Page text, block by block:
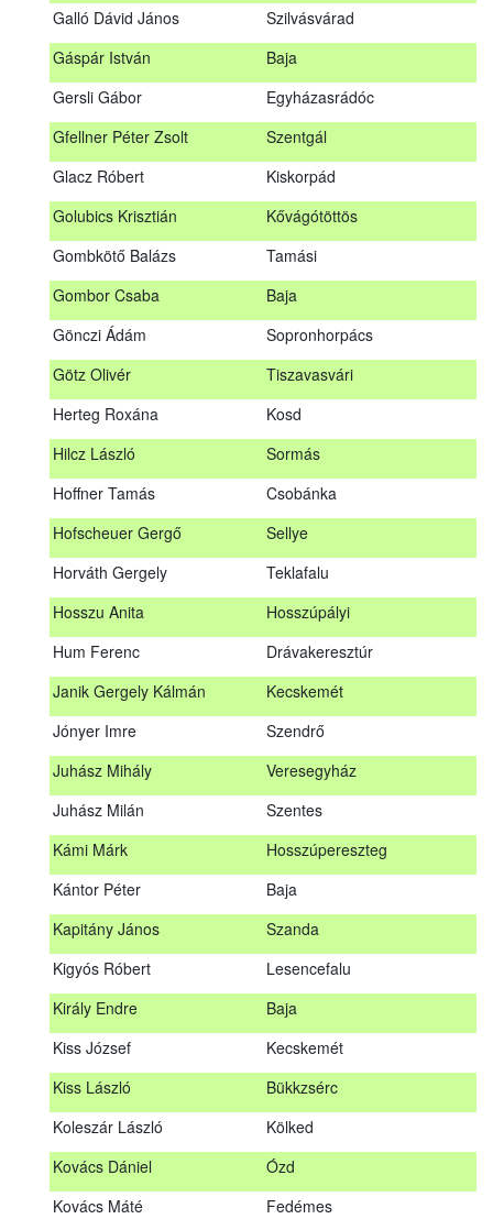
Galló Dávid János
Szilvásvárad
Gáspár István
Baja
Gersli Gábor
Egyházasrádóc
Gfellner Péter Zsolt
Szentgál
Glacz Róbert
Kiskorpád
Golubics Krisztián
Kővágótöttös
Gombkötő Balázs
Tamási
Gombor Csaba
Baja
Gönczi Ádám
Sopronhorpács
Götz Olivér
Tiszavasvári
Herteg Roxána
Kosd
Hilcz László
Sormás
Hoffner Tamás
Csobánka
Hofscheuer Gergő
Sellye
Horváth Gergely
Teklafalu
Hosszu Anita
Hosszúpályi
Hum Ferenc
Drávakeresztúr
Janik Gergely Kálmán
Kecskemét
Jónyer Imre
Szendrő
Juhász Mihály
Veresegyház
Juhász Milán
Szentes
Kámi Márk
Hosszúpereszteg
Kántor Péter
Baja
Kapitány János
Szanda
Kigyós Róbert
Lesencefalu
Király Endre
Baja
Kiss József
Kecskemét
Kiss László
Bükkzsérc
Koleszár László
Kölked
Kovács Dániel
Ózd
Kovács Máté
Fedémes
Gaál Győző Bálint
Esztergom
Miskolc
Szilvásvárad
Egyházasrádóc
Kiskorpád
Kővágótöttös
Gombor Csaba
Kosd
Csobánka
Horváth Gergely
Hosszu Anita
Drávakeresztúr
Szendrő
Veresegyház
Juhász Milán
Kámi Márk
Kántor Péter
Baja